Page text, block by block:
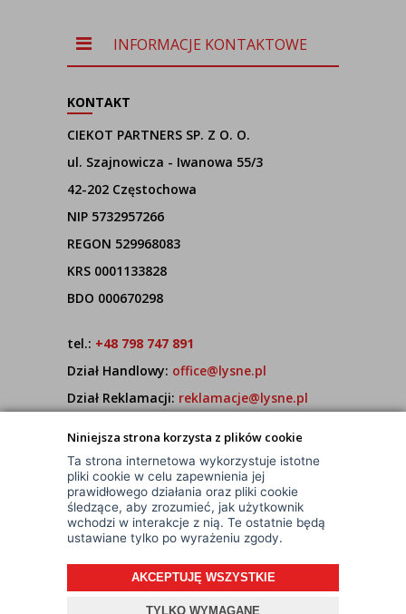
Niniejsza strona korzysta z plików cookie
Ta strona internetowa wykorzystuje istotne
pliki cookie w celu zapewnienia jej
prawidłowego działania oraz pliki cookie
śledzące, aby zrozumieć, jak użytkownik
wchodzi w interakcje z nią. Te ostatnie będą
ustawiane tylko po wyrażeniu zgody.
AKCEPTUJĘ WSZYSTKIE
TYLKO WYMAGANE
INFORMACJE KONTAKTOWE
KONTAKT
CIEKOT PARTNERS SP. Z O. O.
ul. Szajnowicza - Iwanowa 55/3
42-202 Częstochowa
NIP 5732957266
REGON 529968083
KRS 0001133828
BDO 000670298
tel.: +48 798 747 891
Dział Handlowy: office@lysne.pl
Dział Reklamacji: reklamacje@lysne.pl
7:00 - 15:00
© Wszelkie Prawa Zastrzeżone
Projekt i oprogramowanie sklepu: